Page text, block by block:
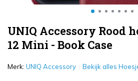
UNIQ Accessory Rood
12 Mini - Book Case
Merk: UNIQ Accessory Bekijk alles